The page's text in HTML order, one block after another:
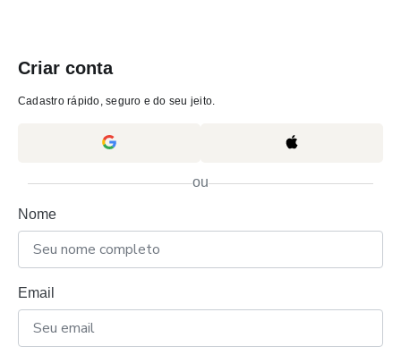
Criar conta
Cadastro rápido, seguro e do seu jeito.
ou
Nome
Email